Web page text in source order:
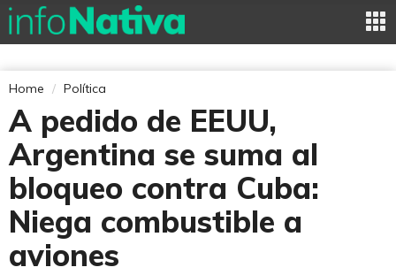
Home Política
A pedido de EEUU,
Argentina se suma al
bloqueo contra Cuba:
Niega combustible a
aviones